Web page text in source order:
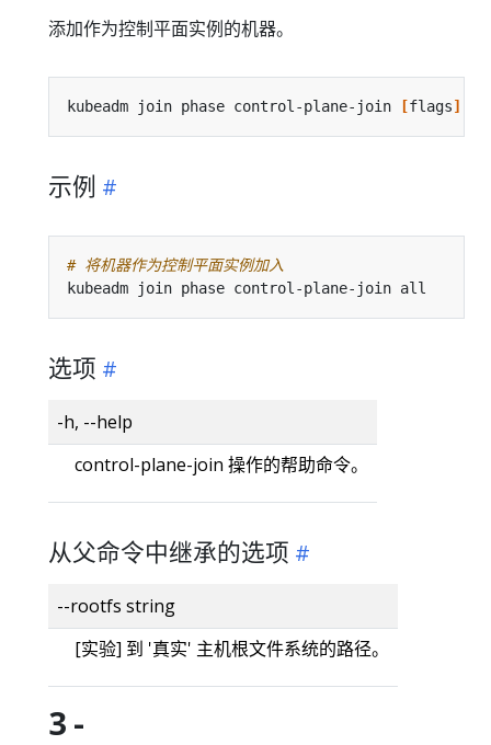
添加作为控制平面实例的机器。
kubeadm join phase control-plane-join [flags]
示例
# 将机器作为控制平面实例加入
选项
-h, --help
control-plane-join 操作的帮助命令。
从父命令中继承的选项
--rootfs string
[实验] 到 '真实' 主机根文件系统的路径。
3 -